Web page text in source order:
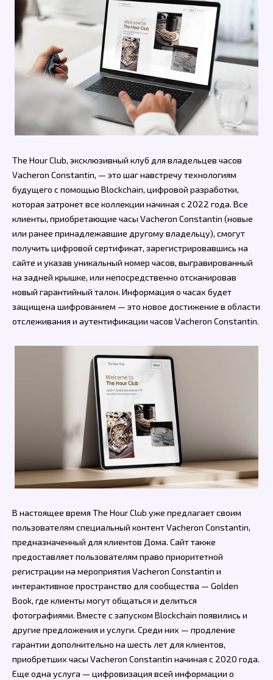
The Hour Club, эксклюзивный клуб для владельцев часов
Vacheron Constantin, — это шаг навстречу технологиям
будущего с помощью Blockchain, цифровой разработки,
которая затронет все коллекции начиная с 2022 года. Все
клиенты, приобретающие часы Vacheron Constantin (новые
или ранее принадлежавшие другому владельцу), смогут
получить цифровой сертификат, зарегистрировавшись на
сайте и указав уникальный номер часов, выгравированный
на задней крышке, или непосредственно отсканировав
новый гарантийный талон. Информация о часах будет
защищена шифрованием — это новое достижение в области
отслеживания и аутентификации часов Vacheron Constantin.
В настоящее время The Hour Club уже предлагает своим
пользователям специальный контент Vacheron Constantin,
предназначенный для клиентов Дома. Сайт также
предоставляет пользователям право приоритетной
регистрации на мероприятия Vacheron Constantin и
интерактивное пространство для сообщества — Golden
Book, где клиенты могут общаться и делиться
фотографиями. Вместе с запуском Blockchain появились и
другие предложения и услуги. Среди них — продление
гарантии дополнительно на шесть лет для клиентов,
приобретших часы Vacheron Constantin начиная с 2020 года.
Еще одна услуга — цифровизация всей информации о